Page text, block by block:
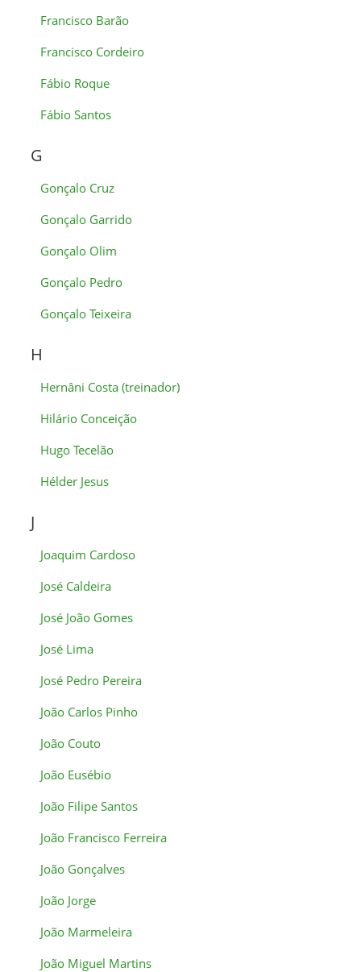
Francisco Barão
Francisco Cordeiro
Fábio Roque
Fábio Santos
G
Gonçalo Cruz
Gonçalo Garrido
Gonçalo Olim
Gonçalo Pedro
Gonçalo Teixeira
H
Hernâni Costa (treinador)
Hilário Conceição
Hugo Tecelão
Hélder Jesus
J
Joaquim Cardoso
José Caldeira
José João Gomes
José Lima
José Pedro Pereira
João Carlos Pinho
João Couto
João Eusébio
João Filipe Santos
João Francisco Ferreira
João Gonçalves
João Jorge
João Marmeleira
João Miguel Martins